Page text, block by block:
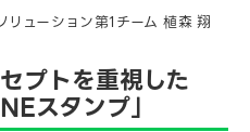
ューション第1チーム 植森 翔
プトを重視した
スタンプ」